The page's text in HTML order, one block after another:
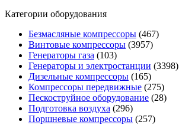
Категории оборудования
Безмасляные компрессоры (467)
Винтовые компрессоры (3957)
Генераторы газа (103)
Генераторы и электростанции (3398)
Дизельные компрессоры (165)
Компрессоры передвижные (275)
Пескоструйное оборудование (28)
Подготовка воздуха (296)
Поршневые компрессоры (257)